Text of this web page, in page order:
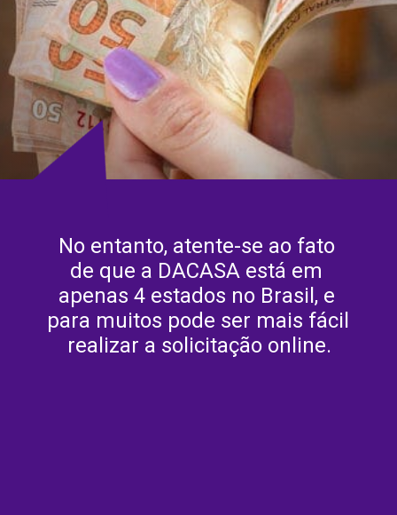
No entanto, atente-se ao fato
de que a DACASA está em
apenas 4 estados no Brasil, e
para muitos pode ser mais fácil
realizar a solicitação online.